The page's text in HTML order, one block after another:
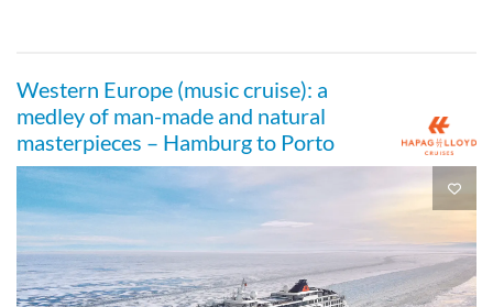
Grand Suite with Veranda-[10]
Suite
Western Europe (music cruise): a
medley of man-made and natural
masterpieces – Hamburg to Porto